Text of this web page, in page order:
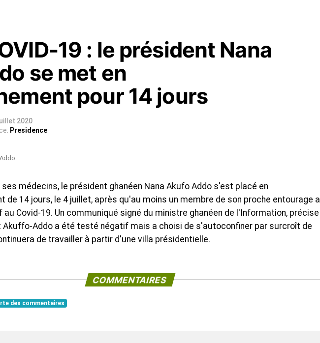
19 : le président Nana
se met en
pour 14 jours
2020
Presidence
médecins, le président ghanéen Nana Akufo Addo s'est placé en
de 14 jours, le 4 juillet, après qu'au moins un membre de son proche entourage a
Covid-19. Un communiqué signé du ministre ghanéen de l'Information, précise
Akuffo-Addo a été testé négatif mais a choisi de s'autoconfiner par surcroît de
de travailler à partir d'une villa présidentielle.
COMMENTAIRES
des commentaires